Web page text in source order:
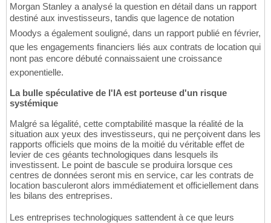
Morgan Stanley a analysé la question en détail dans un rapport
destiné aux investisseurs, tandis que lagence de notation
Moodys a également souligné, dans un rapport publié en février,
que les engagements financiers liés aux contrats de location qui
nont pas encore débuté connaissaient une croissance
exponentielle.
La bulle spéculative de l'IA est porteuse d'un risque
systémique
Malgré sa légalité, cette comptabilité masque la réalité de la
situation aux yeux des investisseurs, qui ne perçoivent dans les
rapports officiels que moins de la moitié du véritable effet de
levier de ces géants technologiques dans lesquels ils
investissent. Le point de bascule se produira lorsque ces
centres de données seront mis en service, car les contrats de
location basculeront alors immédiatement et officiellement dans
les bilans des entreprises.
Les entreprises technologiques sattendent à ce que leurs